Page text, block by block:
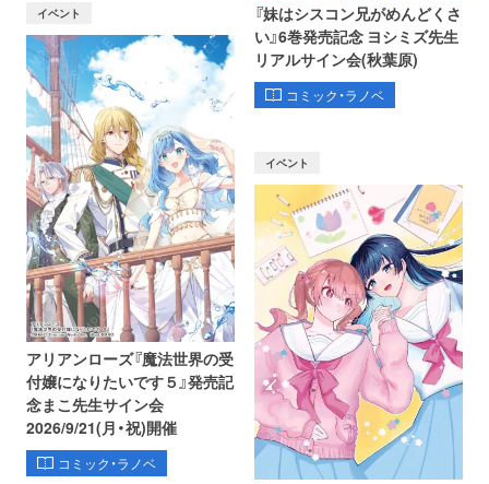
『妹はシスコン兄がめんどくさ
い』6巻発売記念 ヨシミズ先生
リアルサイン会(秋葉原)
コミック・ラノベ
イベント
アリアンローズ『魔法世界の受
付嬢になりたいです５』発売記
念まこ先生サイン会
2026/9/21(月・祝)開催
コミック・ラノベ
イベント